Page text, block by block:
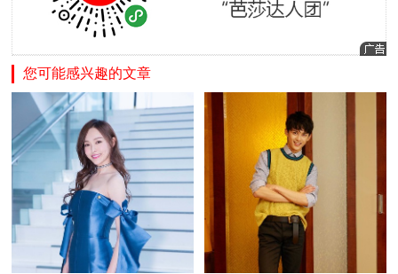
您可能感兴趣的文章